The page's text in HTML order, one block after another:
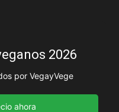
2026
por VegayVege
ahora